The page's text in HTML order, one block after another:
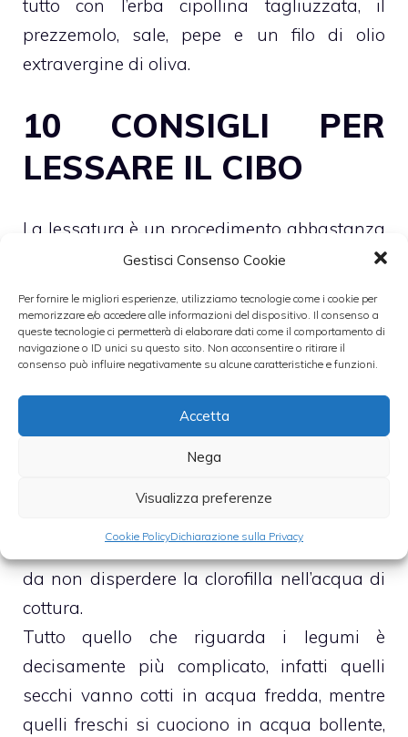
Gestisci Consenso Cookie
Per fornire le migliori esperienze, utilizziamo tecnologie come i cookie per
memorizzare e/o accedere alle informazioni del dispositivo. Il consenso a
queste tecnologie ci permetterà di elaborare dati come il comportamento di
navigazione o ID unici su questo sito. Non acconsentire o ritirare il
consenso può influire negativamente su alcune caratteristiche e funzioni.
Accetta
Nega
Visualizza preferenze
Cookie PolicyDichiarazione sulla Privacy
tutto con l’erba cipollina tagliuzzata, il
prezzemolo, sale, pepe e un filo di olio
extravergine di oliva.
10 CONSIGLI PER
LESSARE IL CIBO
La lessatura è un procedimento abbastanza
complesso perché ogni ingrediente richiede
cotta in acqua bollente per far si che non
vadano persi i succhi nutritivi che
permettono alla carne di essere morbida e
acqua fredda, cosi’ la cottura e’ piu’ lenta ed
uniforme. I tranci di pesce e tutti i molluschi
vanno cotti in acqua bollente e tutte le
lessati in acqua bollente salata, in modo tale
da non disperdere la clorofilla nell’acqua di
cottura.
Tutto quello che riguarda i legumi è
decisamente più complicato, infatti quelli
secchi vanno cotti in acqua fredda, mentre
quelli freschi si cuociono in acqua bollente,